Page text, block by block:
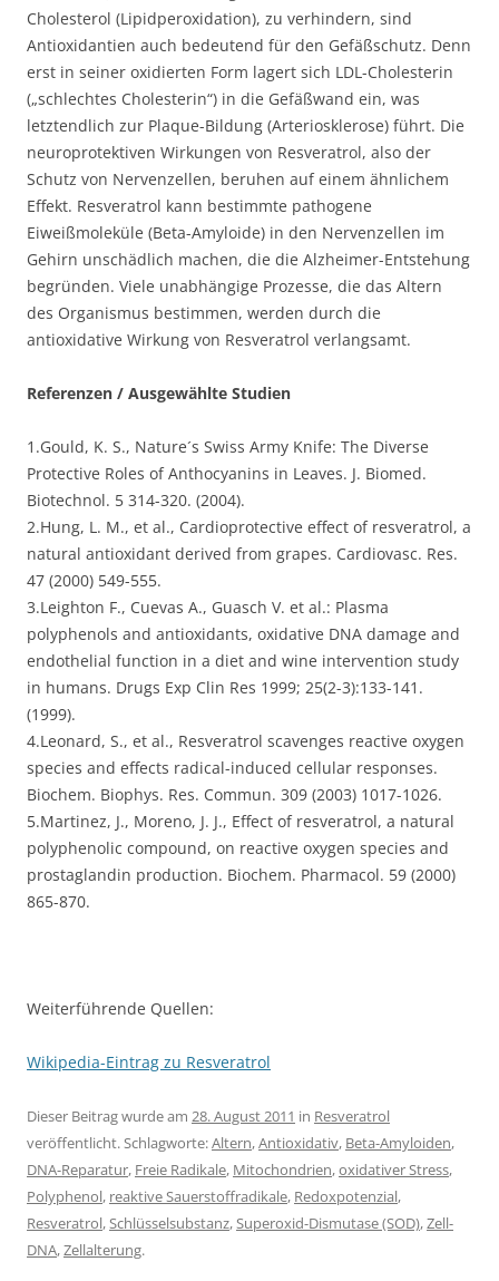
Cholesterol (Lipidperoxidation), zu verhindern, sind
Antioxidantien auch bedeutend für den Gefäßschutz. Denn
erst in seiner oxidierten Form lagert sich LDL-Cholesterin
(„schlechtes Cholesterin“) in die Gefäßwand ein, was
letztendlich zur Plaque-Bildung (Arteriosklerose) führt. Die
neuroprotektiven Wirkungen von Resveratrol, also der
Schutz von Nervenzellen, beruhen auf einem ähnlichem
Effekt. Resveratrol kann bestimmte pathogene
Eiweißmoleküle (Beta-Amyloide) in den Nervenzellen im
Gehirn unschädlich machen, die die Alzheimer-Entstehung
begründen. Viele unabhängige Prozesse, die das Altern
des Organismus bestimmen, werden durch die
antioxidative Wirkung von Resveratrol verlangsamt.
Referenzen / Ausgewählte Studien
1.Gould, K. S., Nature´s Swiss Army Knife: The Diverse
Protective Roles of Anthocyanins in Leaves. J. Biomed.
Biotechnol. 5 314-320. (2004).
2.Hung, L. M., et al., Cardioprotective effect of resveratrol, a
natural antioxidant derived from grapes. Cardiovasc. Res.
47 (2000) 549-555.
3.Leighton F., Cuevas A., Guasch V. et al.: Plasma
polyphenols and antioxidants, oxidative DNA damage and
endothelial function in a diet and wine intervention study
in humans. Drugs Exp Clin Res 1999; 25(2-3):133-141.
(1999).
4.Leonard, S., et al., Resveratrol scavenges reactive oxygen
species and effects radical-induced cellular responses.
Biochem. Biophys. Res. Commun. 309 (2003) 1017-1026.
5.Martinez, J., Moreno, J. J., Effect of resveratrol, a natural
polyphenolic compound, on reactive oxygen species and
prostaglandin production. Biochem. Pharmacol. 59 (2000)
865-870.
Weiterführende Quellen:
Wikipedia-Eintrag zu Resveratrol
Dieser Beitrag wurde am 28. August 2011 in Resveratrol
veröffentlicht. Schlagworte:Altern,Antioxidativ, Beta-Amyloiden,
DNA-Reparatur, Freie Radikale, Mitochondrien,oxidativer Stress,
Polyphenol, reaktive Sauerstoffradikale, Redoxpotenzial,
Resveratrol,Schlüsselsubstanz,Superoxid-Dismutase (SOD),Zell-
DNA,Zellalterung.